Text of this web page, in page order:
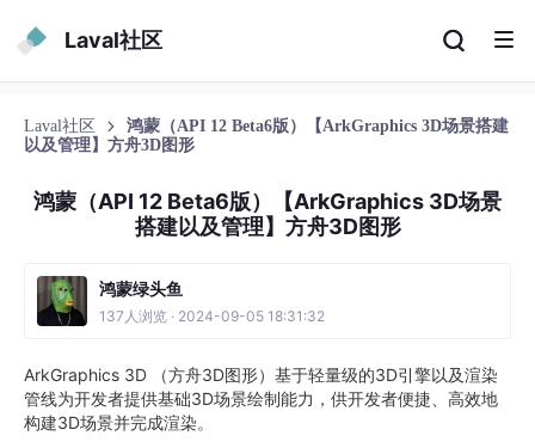
Laval社区
Laval社区
鸿蒙（API 12 Beta6版）【ArkGraphics 3D场景搭建
以及管理】方舟3D图形
鸿蒙（API 12 Beta6版）【ArkGraphics 3D场景
搭建以及管理】方舟3D图形
鸿蒙绿头鱼
137人浏览 · 2024-09-05 18:31:32
ArkGraphics 3D （方舟3D图形）基于轻量级的3D引擎以及渲染
管线为开发者提供基础3D场景绘制能力，供开发者便捷、高效地
构建3D场景并完成渲染。